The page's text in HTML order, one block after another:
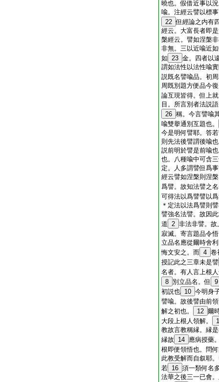
曉也。假借近事以
喩。注經云譬以標
22 但經論之内有
經云。大富長者即
槃經云。譬如涅槃
非無。三以近喩近
如 23 金。四者以
謂如法性以法性喩
説既名譬喩品。初
周既別題方便品今
論互現皆得。但上
目。所言別者法説
26 稱。今言譬喩
喩雙擧通別互題也。
今是明何譬耶。答
則先法後譬謂後喩
説前明於譬是前喩
也。八種喩中可含
定。人多謂譬但爲
經云譬如涅槃則涅
爲譬。故知法譬之
可得法以爲譬譬以
＊定法以法爲譬則
譬強名法譬。故因
道 2 非法非譬。故
寂滅。寄言題品令
立品名應從爾時舍
悔文安之。而 4 卷
授記此之三章未是譬
名者。有人言上根
8 別立品名。但
9
初説也 10 今明身
譬喩。故後譬由前
解之初也。
12 爾
大段上根人領解。
教故言教稱縁。縁
縁故
14 應病授藥
根即便領悟也。問
此教受解而自叙耶
若 16 須一類何名
法華之後三一已會